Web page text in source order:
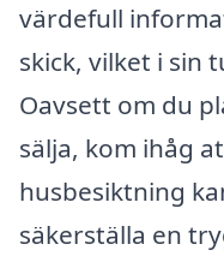
värdefull
skick, vilket i sin
Oavsett om du
sälja, kom ihåg
husbesiktning
säkerställa en